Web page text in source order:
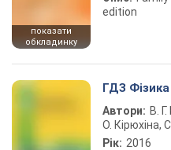
показати
обкладинку
edition
ГДЗ
Автори: В.
О. Кірюхіна,
Рік: 2016